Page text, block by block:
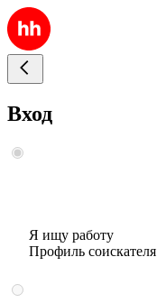
Вход
Я ищу работу
Профиль соискателя